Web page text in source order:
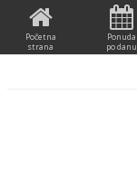
Početna
strana
Ponuda
po danu